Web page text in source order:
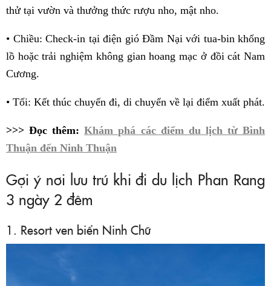
thử tại vườn và thưởng thức rượu nho, mật nho.
• Chiều: Check-in tại điện gió Đầm Nại với tua-bin khổng
lồ hoặc trải nghiệm không gian hoang mạc ở đồi cát Nam
Cương.
• Tối: Kết thúc chuyến đi, di chuyển về lại điểm xuất phát.
>>> Đọc thêm:Khám phá các điểm du lịch từ Bình
Thuận đến Ninh Thuận
Gợi ý nơi lưu trú khi đi du lịch Phan Rang
3 ngày 2 đêm
1. Resort ven biển Ninh Chữ